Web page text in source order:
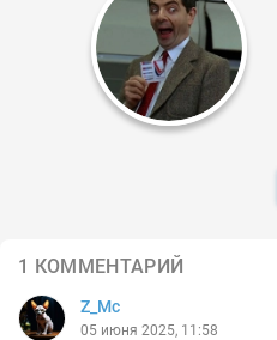
1 КОММЕНТАРИЙ
Z_Mc
05 июня 2025, 11:58